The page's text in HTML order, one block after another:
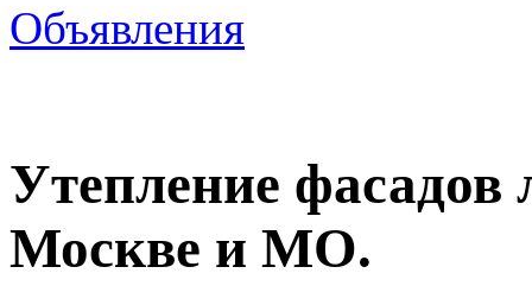
Объявления
Утепление фасадов
Москве и МО.